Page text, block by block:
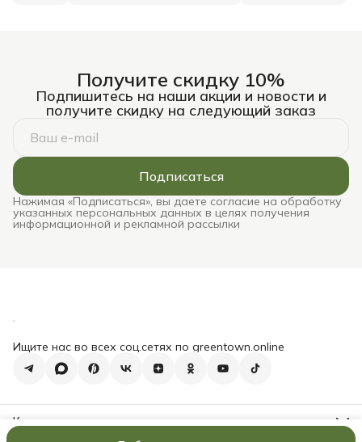
Получите скидку 10%
Подпишитесь на наши акции и новости и
получите скидку на следующий заказ
Подписаться
Нажимая «Подписаться», вы даете согласие на обработку
указанных персональных данных в целях получения
информационной и рекламной рассылки
Ищите нас во всех соц.сетях по greentown.online
Контакты